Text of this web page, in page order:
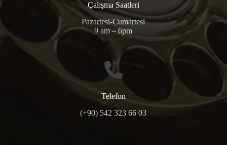
Çalışma Saatleri
Pazartesi-Cumartesi
9 am – 6pm
Telefon
(+90) 542 323 66 03